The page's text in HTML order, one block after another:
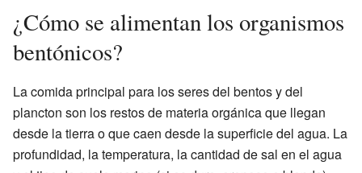
¿Cómo se alimentan los organismos
bentónicos?
La comida principal para los seres del bentos y del
plancton son los restos de materia orgánica que llegan
desde la tierra o que caen desde la superficie del agua. La
profundidad, la temperatura, la cantidad de sal en el agua